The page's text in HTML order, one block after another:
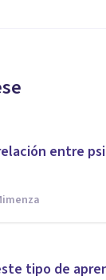
entre
tipo de